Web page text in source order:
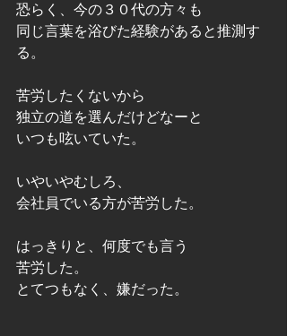
恐らく、今の３０代の方々も
同じ言葉を浴びた経験があると推測す
る。
苦労したくないから
独立の道を選んだけどなーと
いつも呟いていた。
いやいやむしろ、
会社員でいる方が苦労した。
はっきりと、何度でも言う
苦労した。
とてつもなく、嫌だった。